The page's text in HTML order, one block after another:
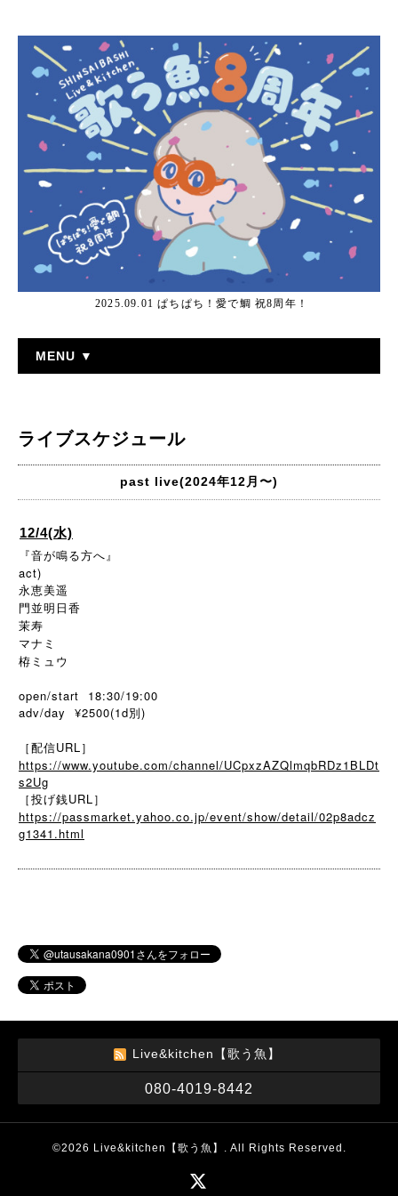
2025.09.01 ぱちぱち！愛で鯛 祝8周年！
MENU ▼
ライブスケジュール
past live(2024年12月〜)
12/4(水)
『音が鳴る方へ』
act)
永恵美遥
門並明日香
茉寿
マナミ
栫ミュウ
open/start 18:30/19:00
adv/day ¥2500(1d別)
［配信URL］
https://www.youtube.com/channel/UCpxzAZQlmqbRDz1BLDt
s2Ug
［投げ銭URL］
https://passmarket.yahoo.co.jp/event/show/detail/02p8adcz
g1341.html
Live&kitchen【歌う魚】
080-4019-8442
©2026 Live&kitchen【歌う魚】 . All Rights Reserved.